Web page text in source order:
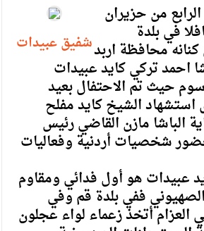
شفيق عبيدات
من حزيران
حافلا في بلدة
محافظة اربد
احمد تركي كايد عبيدات
حيث تم الاحتفال بعيد
استشهاد الشيخ كايد مفلح
الباشا مازن القاضي رئيس
شخصيات أردنية وفعاليات
عبيدات هو أول فدائي ومقاوم
ففي بلدة قم وفي
العزام أتخذ زعماء لواء عجلون